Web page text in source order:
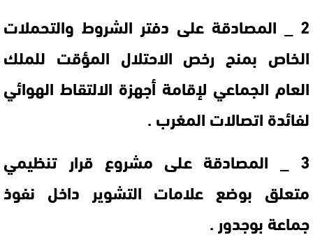
2 _ المصادقة على دفتر الشروط والتحملات
الخاص بمنح رخص الاحتلال المؤقت للملك
العام الجماعي لإقامة أجهزة الالتقاط الهوائي
لفائدة اتصالات المغرب .
3 _ المصادقة على مشروع قرار تنظيمي
متعلق بوضع علامات التشوير داخل نفوذ
جماعة بوجدور .